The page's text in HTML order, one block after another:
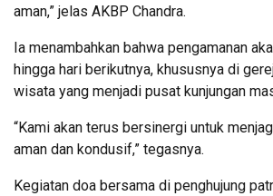
aman,” jelas AKBP Chandra.
Ia menambahkan bahwa pengamanan
hingga hari berikutnya, khususnya di
wisata yang menjadi pusat kunjungan
“Kami akan terus bersinergi untuk
aman dan kondusif,” tegasnya.
Kegiatan doa bersama di penghujung